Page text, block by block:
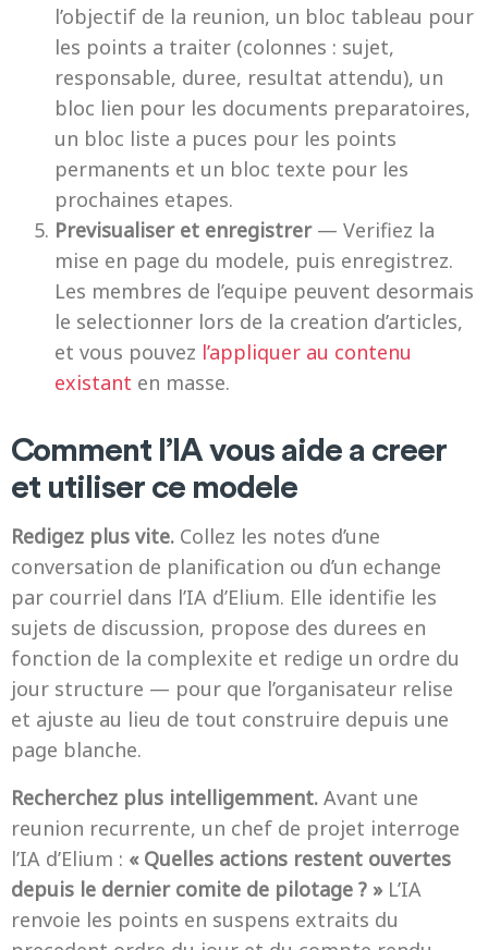
l’objectif de la reunion, un bloc tableau pour
les points a traiter (colonnes : sujet,
responsable, duree, resultat attendu), un
bloc lien pour les documents preparatoires,
un bloc liste a puces pour les points
permanents et un bloc texte pour les
prochaines etapes.
Previsualiser et enregistrer— Verifiez la
mise en page du modele, puis enregistrez.
Les membres de l’equipe peuvent desormais
le selectionner lors de la creation d’articles,
et vous pouvez l’appliquer au contenu
existant en masse.
Comment l’IA vous aide a creer
et utiliser ce modele
Redigez plus vite. Collez les notes d’une
conversation de planification ou d’un echange
par courriel dans l’IA d’Elium. Elle identifie les
sujets de discussion, propose des durees en
fonction de la complexite et redige un ordre du
jour structure — pour que l’organisateur relise
et ajuste au lieu de tout construire depuis une
page blanche.
Recherchez plus intelligemment. Avant une
reunion recurrente, un chef de projet interroge
l’IA d’Elium : « Quelles actions restent ouvertes
depuis le dernier comite de pilotage ? » L’IA
renvoie les points en suspens extraits du